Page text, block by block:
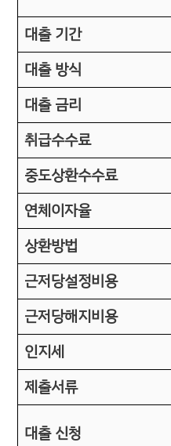
대출 기간
대출 방식
대출 금리
취급수수료
중도상환수수료
연체이자율
상환방법
근저당설정비용
근저당해지비용
인지세
제출서류
대출 신청